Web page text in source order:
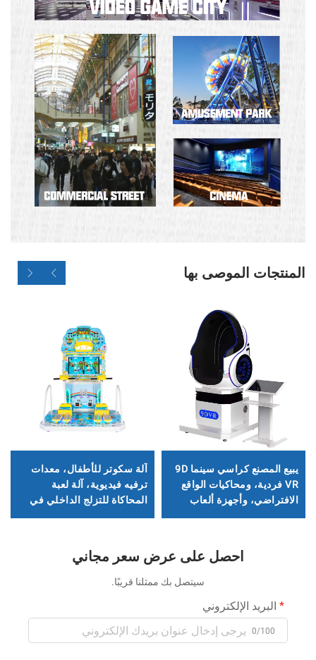
المنتجات الموصى بها
يبيع المصنع كراسي سينما 9D
VR فردية، ومحاكيات الواقع
الافتراضي، وأجهزة ألعاب
المولات التجارية
آلة سكوتر للأطفال، معدات
ترفيه فيديوية، آلة لعبة
المحاكاة للتزلج الداخلي في
مول الألعاب
احصل على عرض سعر مجاني
سيتصل بك ممثلنا قريبًا.
البريد الإلكتروني
0/100